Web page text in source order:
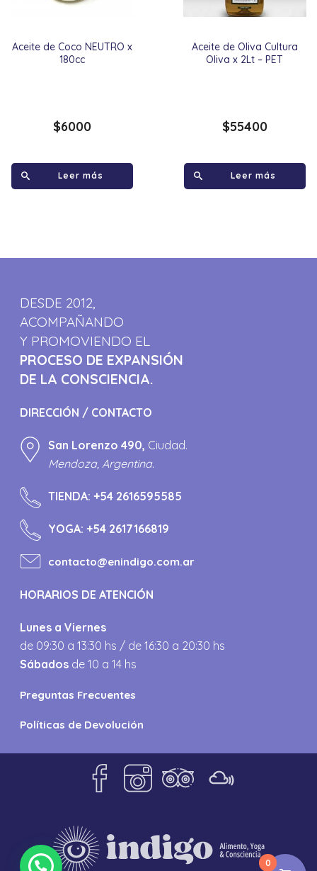
Aceite de Coco NEUTRO x
180cc
$6000
Leer más
Aceite de Oliva Cultura
Oliva x 2Lt – PET
$55400
Leer más
DESDE 2012,
ACOMPAÑANDO
Y PROMOVIENDO EL
PROCESO DE EXPANSIÓN
DE LA CONSCIENCIA.
DIRECCIÓN / CONTACTO
San Lorenzo 490, Ciudad.
Mendoza, Argentina.
TIENDA:+54 2616595585
YOGA:+54 2617166819
contacto@enindigo.com.ar
HORARIOS DE ATENCIÓN
Lunes a Viernes
de 09:30 a 13:30 hs / de 16:30 a 20:30 hs
Sábados de 10 a 14 hs
Preguntas Frecuentes
Políticas de Devolución
0